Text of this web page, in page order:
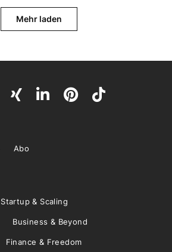
Mehr laden
Abo
Startup & Scaling
Business & Beyond
Finance & Freedom